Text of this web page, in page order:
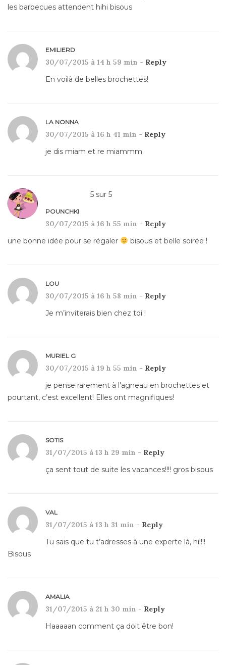
les barbecues attendent hihi bisous
EMILIERD
30/07/2015 à 14 h 59 min - Reply
En voilà de belles brochettes!
LA NONNA
30/07/2015 à 16 h 41 min - Reply
je dis miam et re miammm
5 sur 5
POUNCHKI
30/07/2015 à 16 h 55 min - Reply
une bonne idée pour se régaler
bisous et belle soirée !
LOU
30/07/2015 à 16 h 58 min - Reply
Je m’inviterais bien chez toi !
MURIEL G
30/07/2015 à 19 h 55 min - Reply
je pense rarement à l’agneau en brochettes et
pourtant, c’est excellent! Elles ont magnifiques!
SOTIS
31/07/2015 à 13 h 29 min - Reply
ça sent tout de suite les vacances!!!! gros bisous
VAL
31/07/2015 à 13 h 31 min - Reply
Tu sais que tu t’adresses à une experte là, hi!!!!
Bisous
AMALIA
31/07/2015 à 21 h 30 min - Reply
Haaaaan comment ça doit être bon!